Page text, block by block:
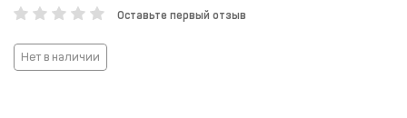
Оставьте первый отзыв
Нет в наличии